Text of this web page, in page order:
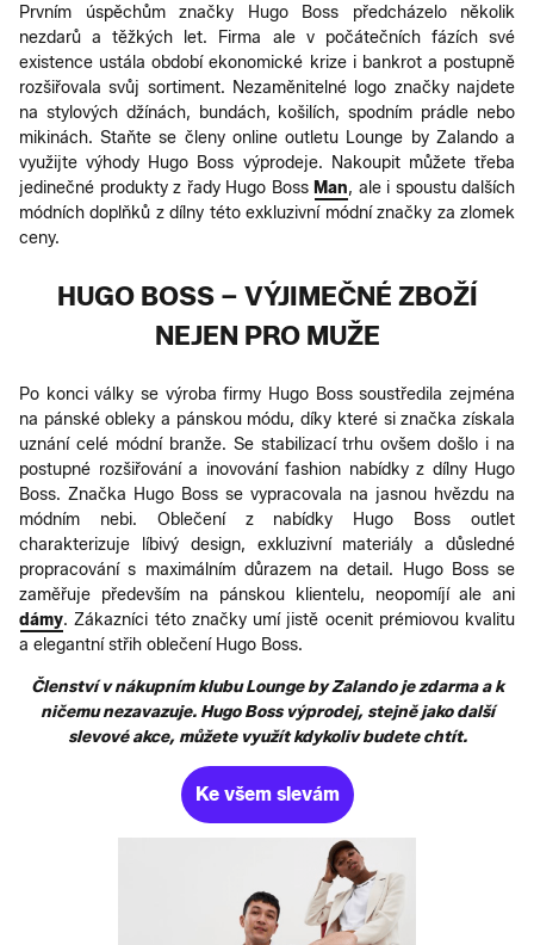
Prvním úspěchům značky Hugo Boss předcházelo několik
nezdarů a těžkých let. Firma ale v počátečních fázích své
existence ustála období ekonomické krize i bankrot a postupně
rozšiřovala svůj sortiment. Nezaměnitelné logo značky najdete
na stylových džínách, bundách, košilích, spodním prádle nebo
mikinách. Staňte se členy online outletu Lounge by Zalando a
využijte výhody Hugo Boss výprodeje. Nakoupit můžete třeba
jedinečné produkty z řady Hugo Boss Man, ale i spoustu dalších
módních doplňků z dílny této exkluzivní módní značky za zlomek
ceny.
HUGO BOSS – VÝJIMEČNÉ ZBOŽÍ
NEJEN PRO MUŽE
Po konci války se výroba firmy Hugo Boss soustředila zejména
na pánské obleky a pánskou módu, díky které si značka získala
uznání celé módní branže. Se stabilizací trhu ovšem došlo i na
postupné rozšiřování a inovování fashion nabídky z dílny Hugo
Boss. Značka Hugo Boss se vypracovala na jasnou hvězdu na
módním nebi. Oblečení z nabídky Hugo Boss outlet
charakterizuje líbivý design, exkluzivní materiály a důsledné
propracování s maximálním důrazem na detail. Hugo Boss se
zaměřuje především na pánskou klientelu, neopomíjí ale ani
dámy. Zákazníci této značky umí jistě ocenit prémiovou kvalitu
a elegantní střih oblečení Hugo Boss.
Členství v nákupním klubu Lounge by Zalando je zdarma a k
ničemu nezavazuje. Hugo Boss výprodej, stejně jako další
slevové akce, můžete využít kdykoliv budete chtít.
Ke všem slevám